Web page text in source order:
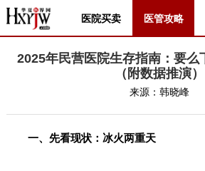
医院买卖 医管攻略
2025年民营医院生存指南：要么
（附数据推演）
来源： 韩晓峰
一、先看现状：冰火两重天